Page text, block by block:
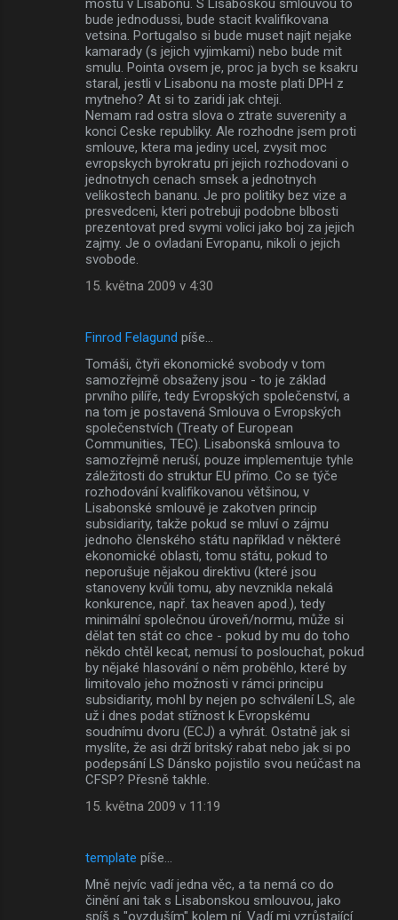
bude jednodussi, bude stacit kvalifikovana
vetsina. Portugalso si bude muset najit nejake
kamarady (s jejich vyjimkami) nebo bude mit
smulu. Pointa ovsem je, proc ja bych se ksakru
staral, jestli v Lisabonu na moste plati DPH z
mytneho? At si to zaridi jak chteji.
Nemam rad ostra slova o ztrate suverenity a
konci Ceske republiky. Ale rozhodne jsem proti
smlouve, ktera ma jediny ucel, zvysit moc
evropskych byrokratu pri jejich rozhodovani o
jednotnych cenach smsek a jednotnych
velikostech bananu. Je pro politiky bez vize a
presvedceni, kteri potrebuji podobne blbosti
prezentovat pred svymi volici jako boj za jejich
zajmy. Je o ovladani Evropanu, nikoli o jejich
svobode.
15. května 2009 v 4:30
Finrod Felagund píše…
Tomáši, čtyři ekonomické svobody v tom
samozřejmě obsaženy jsou - to je základ
prvního pilíře, tedy Evropských společenství, a
na tom je postavená Smlouva o Evropských
společenstvích (Treaty of European
Communities, TEC). Lisabonská smlouva to
samozřejmě neruší, pouze implementuje tyhle
záležitosti do struktur EU přímo. Co se týče
rozhodování kvalifikovanou většinou, v
Lisabonské smlouvě je zakotven princip
subsidiarity, takže pokud se mluví o zájmu
jednoho členského státu například v některé
ekonomické oblasti, tomu státu, pokud to
neporušuje nějakou direktivu (které jsou
stanoveny kvůli tomu, aby nevznikla nekalá
konkurence, např. tax heaven apod.), tedy
minimální společnou úroveň/normu, může si
dělat ten stát co chce - pokud by mu do toho
někdo chtěl kecat, nemusí to poslouchat, pokud
by nějaké hlasování o něm proběhlo, které by
limitovalo jeho možnosti v rámci principu
subsidiarity, mohl by nejen po schválení LS, ale
už i dnes podat stížnost k Evropskému
soudnímu dvoru (ECJ) a vyhrát. Ostatně jak si
myslíte, že asi drží britský rabat nebo jak si po
podepsání LS Dánsko pojistilo svou neúčast na
CFSP? Přesně takhle.
15. května 2009 v 11:19
template píše…
Mně nejvíc vadí jedna věc, a ta nemá co do
činění ani tak s Lisabonskou smlouvou, jako
spíš s "ovzduším" kolem ní. Vadí mi vzrůstající